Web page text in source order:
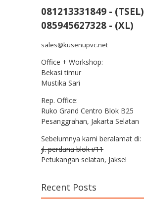
081213331849 - (TSEL)
085945627328 - (XL)
sales@kusenupvc.net
Office + Workshop:
Bekasi timur
Mustika Sari
Rep. Office:
Ruko Grand Centro Blok B25
Pesanggrahan, Jakarta Selatan
Sebelumnya kami beralamat di:
jl. perdana blok i/11
Petukangan selatan, Jaksel
Recent Posts